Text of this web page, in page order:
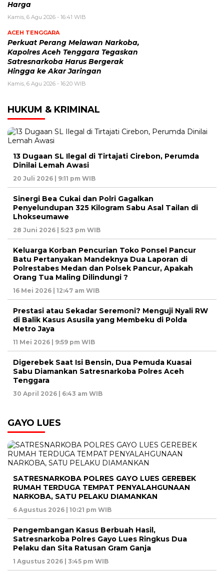
Harga
Kamis, 6 Agu 2026 - 16:41 WIB
ACEH TENGGARA
Perkuat Perang Melawan Narkoba,
Kapolres Aceh Tenggara Tegaskan
Satresnarkoba Harus Bergerak
Hingga ke Akar Jaringan
Kamis, 6 Agu 2026 - 16:20 WIB
HUKUM & KRIMINAL
13 Dugaan SL Ilegal di Tirtajati Cirebon, Perumda
Dinilai Lemah Awasi
20 Juli 2026 | 9:11 pm WIB
Sinergi Bea Cukai dan Polri Gagalkan
Penyelundupan 325 Kilogram Sabu Asal Tailan di
Lhokseumawe
28 Juni 2026 | 5:23 pm WIB
Keluarga Korban Pencurian Toko Ponsel Pancur
Batu Pertanyakan Mandeknya Dua Laporan di
Polrestabes Medan dan Polsek Pancur, Apakah
Orang Tua Maling Dilindungi ?
16 Mei 2026 | 12:47 am WIB
Prestasi atau Sekadar Seremoni? Menguji Nyali RW
di Balik Kasus Asusila yang Membeku di Polda
Metro Jaya
11 Mei 2026 | 9:59 pm WIB
Digerebek Saat Isi Bensin, Dua Pemuda Kuasai
Sabu Diamankan Satresnarkoba Polres Aceh
Tenggara
30 April 2026 | 6:43 am WIB
GAYO LUES
SATRESNARKOBA POLRES GAYO LUES GEREBEK
RUMAH TERDUGA TEMPAT PENYALAHGUNAAN
NARKOBA, SATU PELAKU DIAMANKAN
6 Agustus 2026 | 10:21 pm WIB
Pengembangan Kasus Berbuah Hasil,
Satresnarkoba Polres Gayo Lues Ringkus Dua
Pelaku dan Sita Ratusan Gram Ganja
1 Agustus 2026 | 3:45 pm WIB